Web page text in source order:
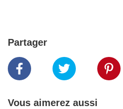
Partager
Vous aimerez aussi